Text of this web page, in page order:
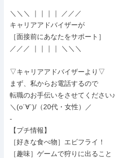
＼＼＼ ｜｜｜｜ ／／／
キャリアアドバイザーが
［面接前にあなたをサポート］
／／／ ｜｜｜｜ ＼＼＼
▽キャリアアドバイザーより▽
まず、私からお電話するので
転職のお手伝いをさせてください♪
＼(o´∀`)/（20代・女性）／
-
【プチ情報】
［好きな食べ物］エビフライ！
［趣味］ゲームで狩りに出ること